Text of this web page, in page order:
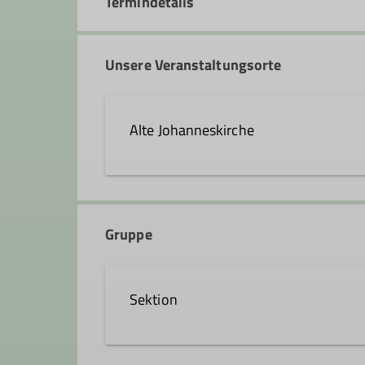
Unsere Veranstaltungsorte
Alte Johanneskirche
Johanneskirchplatz 1
Gruppe
Sektion